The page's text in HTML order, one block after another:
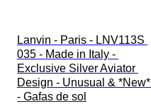
Lanvin - Paris - LNV113S
035 - Made in Italy -
Exclusive Silver Aviator
Design - Unusual & *New*
- Gafas de sol